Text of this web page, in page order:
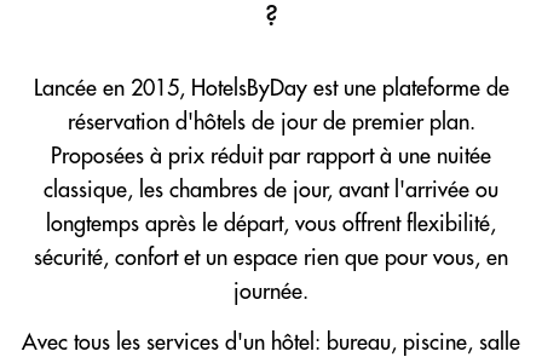
?
Lancée en 2015, HotelsByDay est une plateforme de
réservation d'hôtels de jour de premier plan.
Proposées à prix réduit par rapport à une nuitée
classique, les chambres de jour, avant l'arrivée ou
longtemps après le départ, vous offrent flexibilité,
sécurité, confort et un espace rien que pour vous, en
journée.
Avec tous les services d'un hôtel: bureau, piscine, salle